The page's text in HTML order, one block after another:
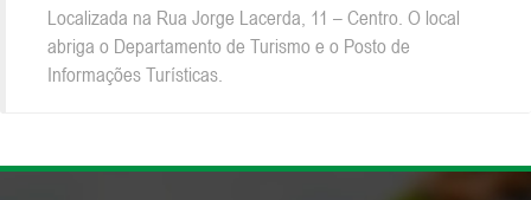
Localizada na Rua Jorge Lacerda, 11 – Centro. O local
abriga o Departamento de Turismo e o Posto de
Informações Turísticas.